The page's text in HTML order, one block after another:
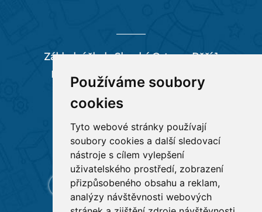
Používáme soubory
cookies
Tyto webové stránky používají
soubory cookies a další sledovací
nástroje s cílem vylepšení
uživatelského prostředí, zobrazení
přizpůsobeného obsahu a reklam,
analýzy návštěvnosti webových
Základní škola Slezská Ostrava, Pěší 1
Pěší 66/1, 712 00 Ostrava-Muglinov
tel:596 244 880
RYCHLÉ ODKAZY